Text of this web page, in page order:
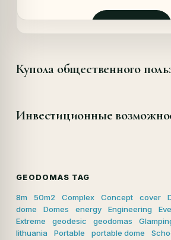
составляла
Купола общественного
Инвестиционные
GEODOMAS TAG
8m 50m2 Complex Concept cover
dome
Domes energy Engineering
Extreme
geodesic geodomas
lithuania
Portable portable dome